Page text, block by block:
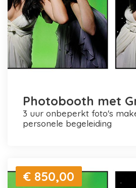
Photobooth met
3 uur onbeperkt foto's maken en printen +
personele begeleiding
€ 850,00